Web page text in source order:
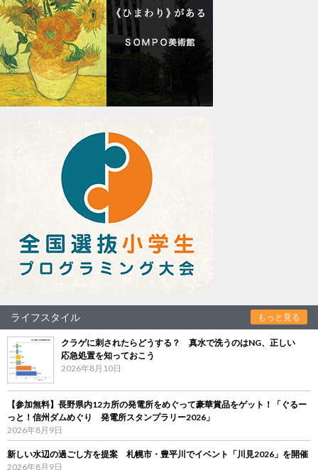
ライフスタイル もっと見る
クラゲに刺されたらどうする？ 真水で洗うのはNG、正しい
応急処置を知っておこう
2026年8月10日
【参加無料】長野県内12カ所の発電所をめぐって豪華賞品をゲット！「ぐるー
っと！信州ダムめぐり 発電所スタンプラリー2026」
2026年8月9日
新しい水辺の過ごし方を提案 札幌市・豊平川でイベント「川見2026」を開催
2026年8月9日